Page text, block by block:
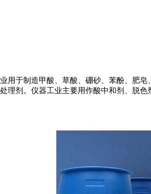
用于制造甲酸、草酸、硼砂、苯酚、肥
理剂。仪器工业主要用作酸中和剂、脱